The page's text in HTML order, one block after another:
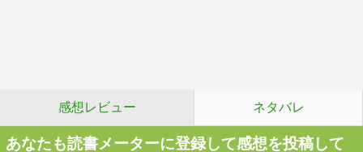
感想レビュー ネタバレ
あなたも読書メーターに登録して感想を投稿して